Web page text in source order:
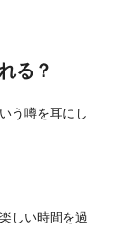
る？
う噂を耳にし
しい時間を過